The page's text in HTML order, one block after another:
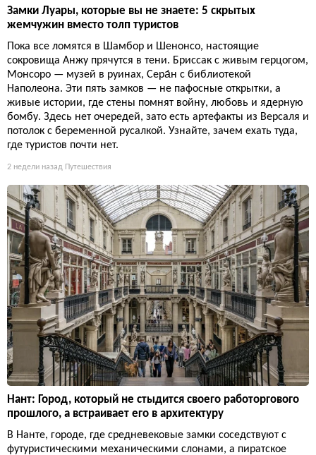
Замки Луары, которые вы не знаете: 5 скрытых
жемчужин вместо толп туристов
Пока все ломятся в Шамбор и Шенонсо, настоящие
сокровища Анжу прячутся в тени. Бриссак с живым герцогом,
Монсоро — музей в руинах, Сера́н с библиотекой
Наполеона. Эти пять замков — не пафосные открытки, а
живые истории, где стены помнят войну, любовь и ядерную
бомбу. Здесь нет очередей, зато есть артефакты из Версаля и
потолок с беременной русалкой. Узнайте, зачем ехать туда,
где туристов почти нет.
2 недели назад Путешествия
Нант: Город, который не стыдится своего работоргового
прошлого, а встраивает его в архитектуру
В Нанте, городе, где средневековые замки соседствуют с
футуристическими механическими слонами, а пиратское